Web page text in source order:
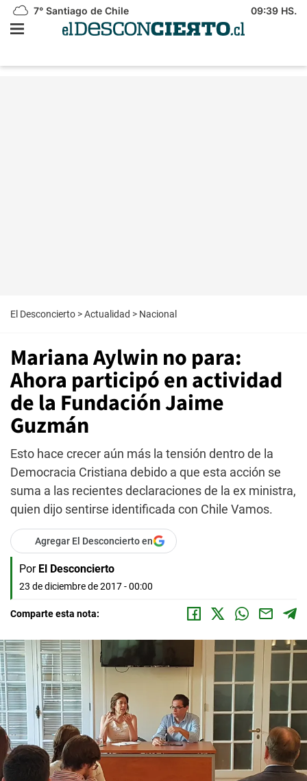
7° Santiago de Chile 09:39 HS.
El Desconcierto >Actualidad > Nacional
Mariana Aylwin no para:
Ahora participó en actividad
de la Fundación Jaime
Guzmán
Esto hace crecer aún más la tensión dentro de la
Democracia Cristiana debido a que esta acción se
suma a las recientes declaraciones de la ex ministra,
quien dijo sentirse identificada con Chile Vamos.
Agregar El Desconcierto en
Por El Desconcierto
23 de diciembre de 2017 - 00:00
Comparte esta nota: